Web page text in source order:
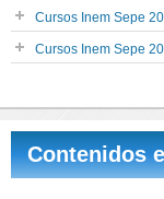
Cursos Inem Sepe
Cursos Inem Sepe
Contenidos